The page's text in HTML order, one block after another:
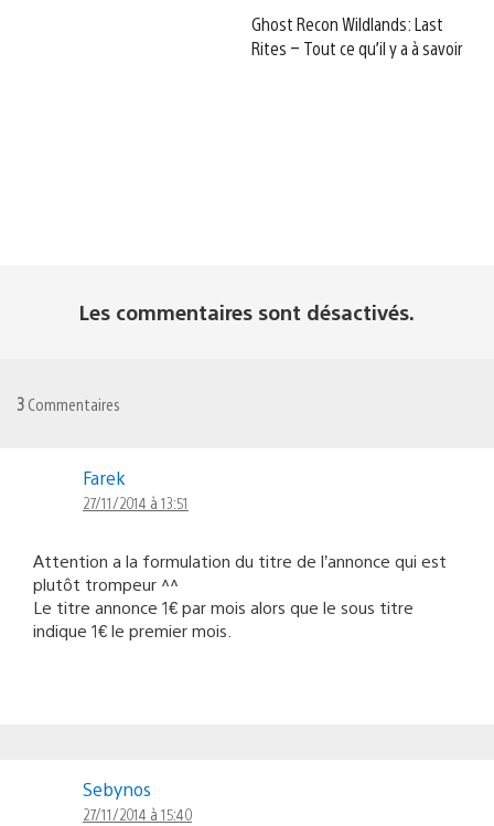
Ghost Recon Wildlands: Last
Rites – Tout ce qu’il y a à savoir
Les commentaires sont désactivés.
3 Commentaires
Farek
27/11/2014 à 13:51
Attention a la formulation du titre de l’annonce qui est
plutôt trompeur ^^
Le titre annonce 1€ par mois alors que le sous titre
indique 1€ le premier mois.
Sebynos
27/11/2014 à 15:40